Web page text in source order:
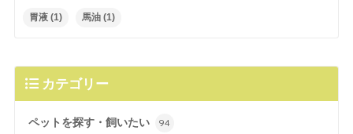
胃液(1) 馬油(1)
カテゴリー
ペットを探す・飼いたい 94